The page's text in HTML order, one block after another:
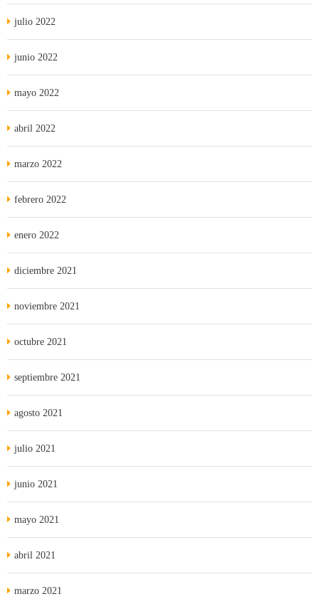
julio 2022
junio 2022
mayo 2022
abril 2022
marzo 2022
febrero 2022
enero 2022
diciembre 2021
noviembre 2021
octubre 2021
septiembre 2021
agosto 2021
julio 2021
junio 2021
mayo 2021
abril 2021
marzo 2021